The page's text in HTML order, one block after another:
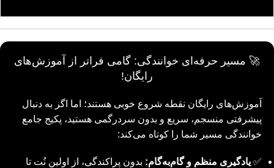
🚀 مسیر حرفه‌ای خوانندگی: گامی فراتر از آموزش‌های
رایگان!
آموزش‌های رایگان نقطه شروع خوبی هستند؛ اما اگر به دنبال
پیشرفتی منسجم، سریع و بدون سردرگمی هستید، پکیج جامع
خوانندگی مسیر شما را کوتاه می‌کند:
✅ یادگیری منظم و گام‌به‌گام: بدون پراکندگی، از اولین نُت تا